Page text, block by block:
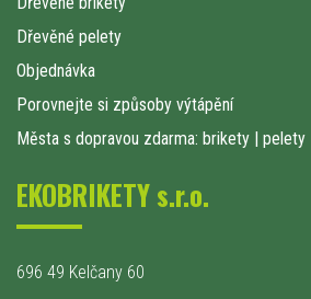
Dřevěné pelety
Objednávka
Porovnejte si způsoby výtápění
Města s dopravou zdarma: brikety | pelety
EKOBRIKETY s.r.o.
696 49 Kelčany 60